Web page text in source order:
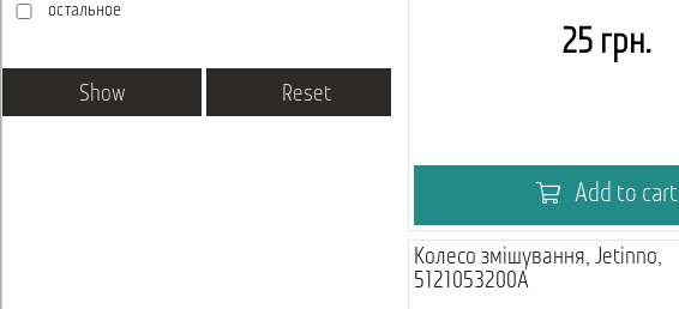
остальное
25 грн.
Add to cart
Колесо змішування, Jetinno,
5121053200A